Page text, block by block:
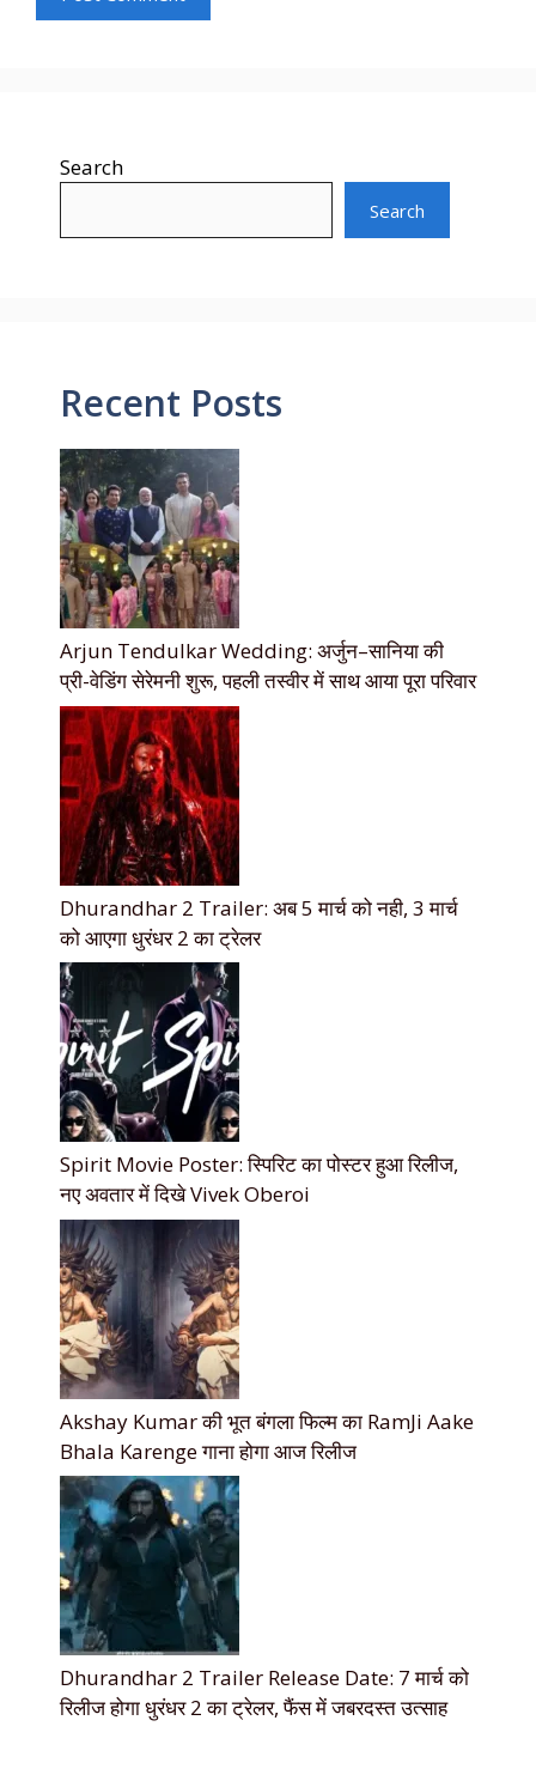
Search
Search
Recent Posts
Arjun Tendulkar Wedding: अर्जुन–सानिया की
प्री-वेडिंग सेरेमनी शुरू, पहली तस्वीर में साथ आया पूरा परिवार
Dhurandhar 2 Trailer: अब 5 मार्च को नही, 3 मार्च
को आएगा धुरंधर 2 का ट्रेलर
Spirit Movie Poster: स्पिरिट का पोस्टर हुआ रिलीज,
नए अवतार में दिखे Vivek Oberoi
Akshay Kumar की भूत बंगला फिल्म का RamJi Aake
Bhala Karenge गाना होगा आज रिलीज
Dhurandhar 2 Trailer Release Date: 7 मार्च को
रिलीज होगा धुरंधर 2 का ट्रेलर, फैंस में जबरदस्त उत्साह